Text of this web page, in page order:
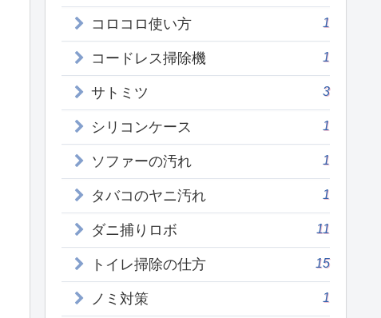
コロコロ使い方 1
コードレス掃除機 1
サトミツ 3
シリコンケース 1
ソファーの汚れ 1
タバコのヤニ汚れ 1
ダニ捕りロボ 11
トイレ掃除の仕方 15
ノミ対策 1